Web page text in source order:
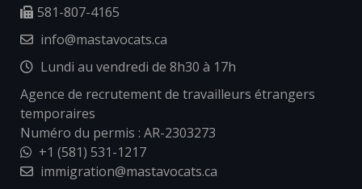
581-807-4165
info@mastavocats.ca
Lundi au vendredi de 8h30 à 17h
Agence de recrutement de travailleurs étrangers
temporaires
Numéro du permis : AR-2303273
+1 (581) 531-1217
immigration@mastavocats.ca